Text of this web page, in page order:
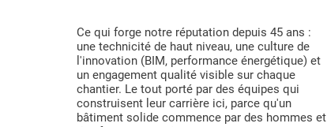
Ce qui forge notre réputation depuis 45 ans :
une technicité de haut niveau, une culture de
l'innovation (BIM, performance énergétique) et
un engagement qualité visible sur chaque
chantier. Le tout porté par des équipes qui
construisent leur carrière ici, parce qu'un
bâtiment solide commence par des hommes et